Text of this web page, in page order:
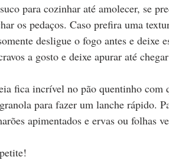
para cozinhar até amolecer, se
os pedaços. Caso prefira uma
desligue o fogo antes e
a gosto e deixe apurar até
fica incrível no pão quentinho
para fazer um lanche rápido.
apimentados e ervas ou folhas